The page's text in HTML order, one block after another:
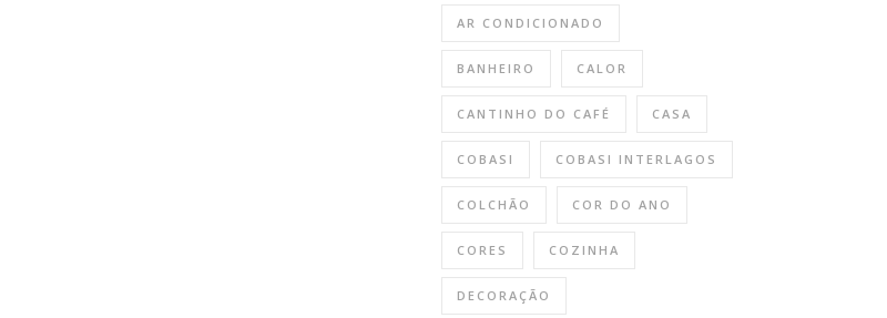
AR CONDICIONADO
BANHEIRO CALOR
CANTINHO DO CAFÉ CASA
COBASI COBASI INTERLAGOS
COLCHÃO COR DO ANO
CORES COZINHA
DECORAÇÃO